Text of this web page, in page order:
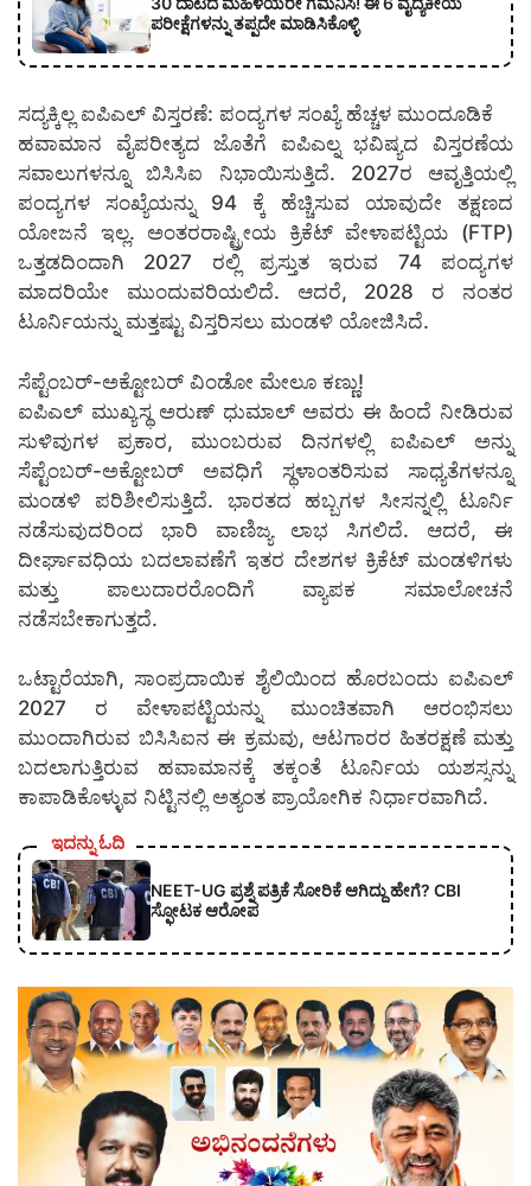
ಪರೀಕ್ಷೆಗಳನ್ನು ತಪ್ಪದೇ ಮಾಡಿಸಿಕೊಳ್ಳಿ
ಸದ್ಯಕ್ಕಿಲ್ಲ ಐಪಿಎಲ್ ವಿಸ್ತರಣೆ: ಪಂದ್ಯಗಳ ಸಂಖ್ಯೆ ಹೆಚ್ಚಳ ಮುಂದೂಡಿಕೆ
ಹವಾಮಾನ ವೈಪರೀತ್ಯದ ಜೊತೆಗೆ ಐಪಿಎಲ್ನ ಭವಿಷ್ಯದ ವಿಸ್ತರಣೆಯ
ಸವಾಲುಗಳನ್ನೂ ಬಿಸಿಸಿಐ ನಿಭಾಯಿಸುತ್ತಿದೆ. 2027ರ ಆವೃತ್ತಿಯಲ್ಲಿ
ಪಂದ್ಯಗಳ ಸಂಖ್ಯೆಯನ್ನು 94 ಕ್ಕೆ ಹೆಚ್ಚಿಸುವ ಯಾವುದೇ ತಕ್ಷಣದ
ಯೋಜನೆ ಇಲ್ಲ. ಅಂತರರಾಷ್ಟ್ರೀಯ ಕ್ರಿಕೆಟ್ ವೇಳಾಪಟ್ಟಿಯ (FTP)
ಒತ್ತಡದಿಂದಾಗಿ 2027 ರಲ್ಲಿ ಪ್ರಸ್ತುತ ಇರುವ 74 ಪಂದ್ಯಗಳ
ಮಾದರಿಯೇ ಮುಂದುವರಿಯಲಿದೆ. ಆದರೆ, 2028 ರ ನಂತರ
ಟೂರ್ನಿಯನ್ನು ಮತ್ತಷ್ಟು ವಿಸ್ತರಿಸಲು ಮಂಡಳಿ ಯೋಜಿಸಿದೆ.
ಸೆಪ್ಟೆಂಬರ್-ಅಕ್ಟೋಬರ್ ವಿಂಡೋ ಮೇಲೂ ಕಣ್ಣು!
ಐಪಿಎಲ್ ಮುಖ್ಯಸ್ಥ ಅರುಣ್ ಧುಮಾಲ್ ಅವರು ಈ ಹಿಂದೆ ನೀಡಿರುವ
ಸುಳಿವುಗಳ ಪ್ರಕಾರ, ಮುಂಬರುವ ದಿನಗಳಲ್ಲಿ ಐಪಿಎಲ್ ಅನ್ನು
ಸೆಪ್ಟೆಂಬರ್-ಅಕ್ಟೋಬರ್ ಅವಧಿಗೆ ಸ್ಥಳಾಂತರಿಸುವ ಸಾಧ್ಯತೆಗಳನ್ನೂ
ಮಂಡಳಿ ಪರಿಶೀಲಿಸುತ್ತಿದೆ. ಭಾರತದ ಹಬ್ಬಗಳ ಸೀಸನ್ನಲ್ಲಿ ಟೂರ್ನಿ
ನಡೆಸುವುದರಿಂದ ಭಾರಿ ವಾಣಿಜ್ಯ ಲಾಭ ಸಿಗಲಿದೆ. ಆದರೆ, ಈ
ದೀರ್ಘಾವಧಿಯ ಬದಲಾವಣೆಗೆ ಇತರ ದೇಶಗಳ ಕ್ರಿಕೆಟ್ ಮಂಡಳಿಗಳು
ಮತ್ತು ಪಾಲುದಾರರೊಂದಿಗೆ ವ್ಯಾಪಕ ಸಮಾಲೋಚನೆ
ನಡೆಸಬೇಕಾಗುತ್ತದೆ.
ಒಟ್ಟಾರೆಯಾಗಿ, ಸಾಂಪ್ರದಾಯಿಕ ಶೈಲಿಯಿಂದ ಹೊರಬಂದು ಐಪಿಎಲ್
2027 ರ ವೇಳಾಪಟ್ಟಿಯನ್ನು ಮುಂಚಿತವಾಗಿ ಆರಂಭಿಸಲು
ಮುಂದಾಗಿರುವ ಬಿಸಿಸಿಐನ ಈ ಕ್ರಮವು, ಆಟಗಾರರ ಹಿತರಕ್ಷಣೆ ಮತ್ತು
ಬದಲಾಗುತ್ತಿರುವ ಹವಾಮಾನಕ್ಕೆ ತಕ್ಕಂತೆ ಟೂರ್ನಿಯ ಯಶಸ್ಸನ್ನು
ಕಾಪಾಡಿಕೊಳ್ಳುವ ನಿಟ್ಟಿನಲ್ಲಿ ಅತ್ಯಂತ ಪ್ರಾಯೋಗಿಕ ನಿರ್ಧಾರವಾಗಿದೆ.
ಇದನ್ನು ಓದಿ
NEET-UG ಪ್ರಶ್ನೆ ಪತ್ರಿಕೆ ಸೋರಿಕೆ ಆಗಿದ್ದು ಹೇಗೆ? CBI
ಸ್ಫೋಟಕ ಆರೋಪ